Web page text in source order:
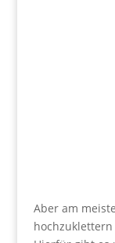
Aber am